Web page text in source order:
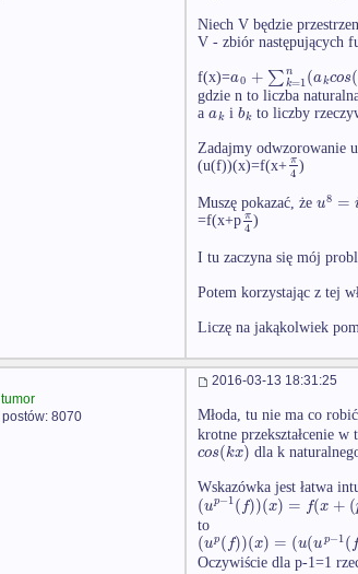
Niech V będzie
V - zbiór następujących
f(x)=a0 + ∑n
k=1(akcos(
gdzie n to liczba
a ak i bkto liczby
Zadajmy odwzorowanie
(u(f))(x)=f(x+ π
4 )
Muszę pokazać, że u8 =
=f(x+pπ
4)
I tu zaczyna się mój
Potem korzystając z tej
Liczę na jakąkolwiek
tumor
postów: 8070
2016-03-13 18:31:25
Młoda, tu nie ma co
krotne przekształcenie w
cos(kx) dla k
Wskazówka jest łatwa
(up−1(f))(x) = f(x + (
to
(up(f))(x) = (u(up−1(f
Oczywiście dla p-1=1